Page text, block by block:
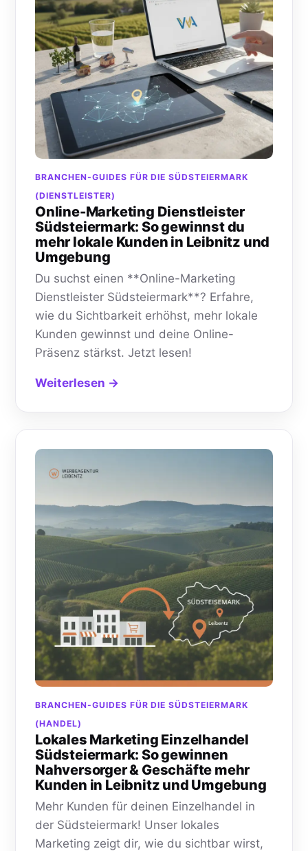
BRANCHEN-GUIDES FÜR DIE SÜDSTEIERMARK
(DIENSTLEISTER)
Online-Marketing Dienstleister
Südsteiermark: So gewinnst du
mehr lokale Kunden in Leibnitz und
Umgebung
Du suchst einen **Online-Marketing
Dienstleister Südsteiermark**? Erfahre,
wie du Sichtbarkeit erhöhst, mehr lokale
Kunden gewinnst und deine Online-
Präsenz stärkst. Jetzt lesen!
Weiterlesen →
BRANCHEN-GUIDES FÜR DIE SÜDSTEIERMARK
(HANDEL)
Lokales Marketing Einzelhandel
Südsteiermark: So gewinnen
Nahversorger & Geschäfte mehr
Kunden in Leibnitz und Umgebung
Mehr Kunden für deinen Einzelhandel in
der Südsteiermark! Unser lokales
Marketing zeigt dir, wie du sichtbar wirst,